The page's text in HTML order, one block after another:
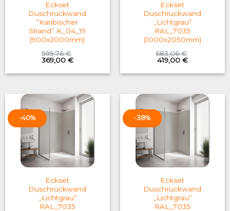
Eckset
Duschrückwand
“Karibischer
Strand” K_04_19
(900x2000mm)
599,76€
Original
price
was:
369,00 €Current
is:
Eckset
Duschrückwand
„Lichtgrau“
RAL_7035
(1000x2050mm)
683,06€
Original
price
was:
419,00 €Current
is:
-40%
Eckset
Duschrückwand
„Lichtgrau“
RAL_7035
-38%
Eckset
Duschrückwand
„Lichtgrau“
RAL_7035